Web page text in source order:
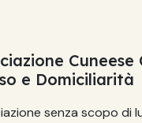
Cuneese
e Domiciliarità
senza scopo di